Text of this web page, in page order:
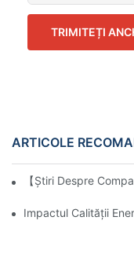
TRIMITEȚI
ARTICOLE
【Știri Despre
Impactul Calității